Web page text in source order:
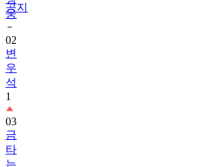
공지
02
변
우
석
1
03
금
타
는
금